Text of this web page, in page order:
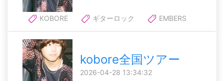
KOBORE ギターロック EMBERS
kobore全国ツアー
2026-04-28 13:34:32